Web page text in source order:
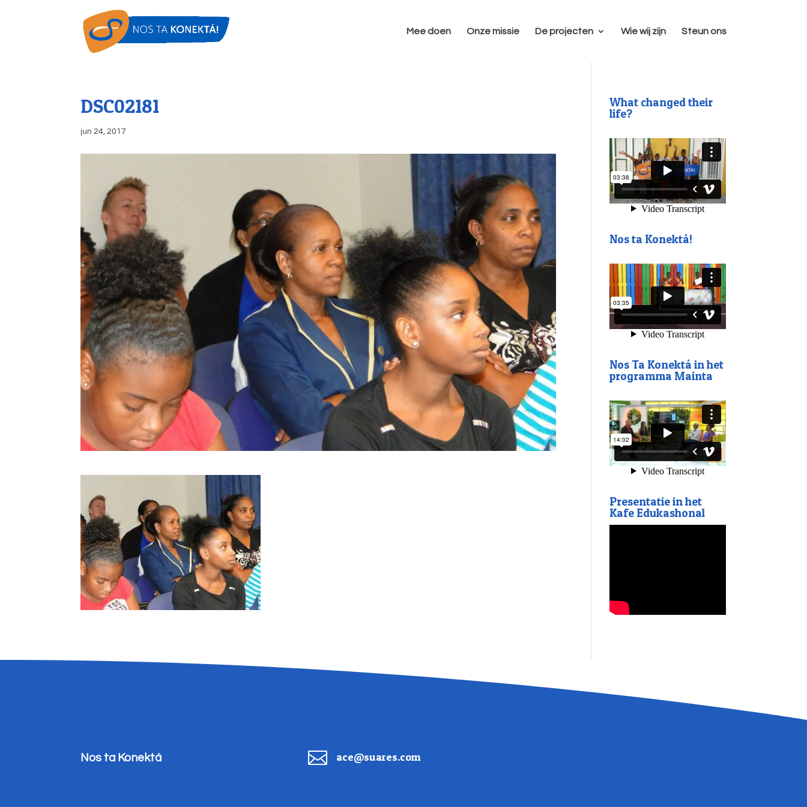
Mee doen Onze missie De projecten Wie wij zijn Steun ons
DSC02181
jun 24, 2017
What changed their
life?
Nos ta Konektá!
Nos Ta Konektá in het
programma Mainta
Presentatie in het
Kafe Edukashonal
Nos ta Konektá  ace@suares.com